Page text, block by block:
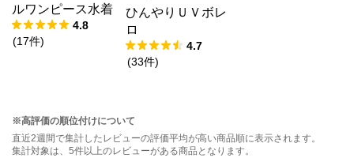
ルワンピース水着
4.8
(17件)
ひんやりＵＶボレ
ロ
4.7
(33件)
※高評価の順位付けについて
直近2週間で集計したレビューの評価平均が高い商品順に表示されます。
集計対象は、5件以上のレビューがある商品となります。